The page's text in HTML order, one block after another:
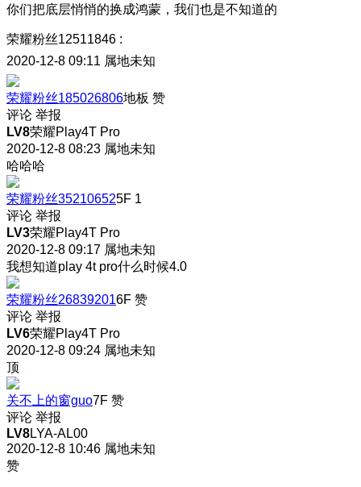
你们把底层悄悄的换成鸿蒙，我们也是不知道的
荣耀粉丝12511846 :
2020-12-8 09:11 属地未知
荣耀粉丝185026806地板 赞
评论 举报
LV8荣耀Play4T Pro
2020-12-8 08:23 属地未知
哈哈哈
荣耀粉丝352106525F 1
评论 举报
LV3荣耀Play4T Pro
2020-12-8 09:17 属地未知
我想知道play 4t pro什么时候4.0
荣耀粉丝268392016F 赞
评论 举报
LV6荣耀Play4T Pro
2020-12-8 09:24 属地未知
顶
关不上的窗guo7F 赞
评论 举报
LV8LYA-AL00
2020-12-8 10:46 属地未知
赞